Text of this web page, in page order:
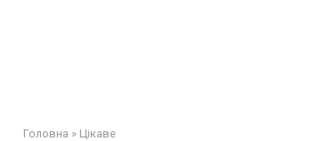
Головна » Цікаве